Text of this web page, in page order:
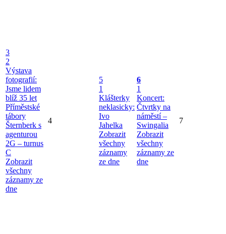
3
2
Výstava
fotografií:
Jsme lidem
blíž 35 let
Příměstské
tábory
Šternberk s
agenturou
2G – turnus
C
Zobrazit
všechny
záznamy ze
dne
4
5
1
Klášterky
neklasicky:
Ivo
Jahelka
Zobrazit
všechny
záznamy
ze dne
6
1
Koncert:
Čtvrtky na
náměstí –
Swingalia
Zobrazit
všechny
záznamy ze
dne
7